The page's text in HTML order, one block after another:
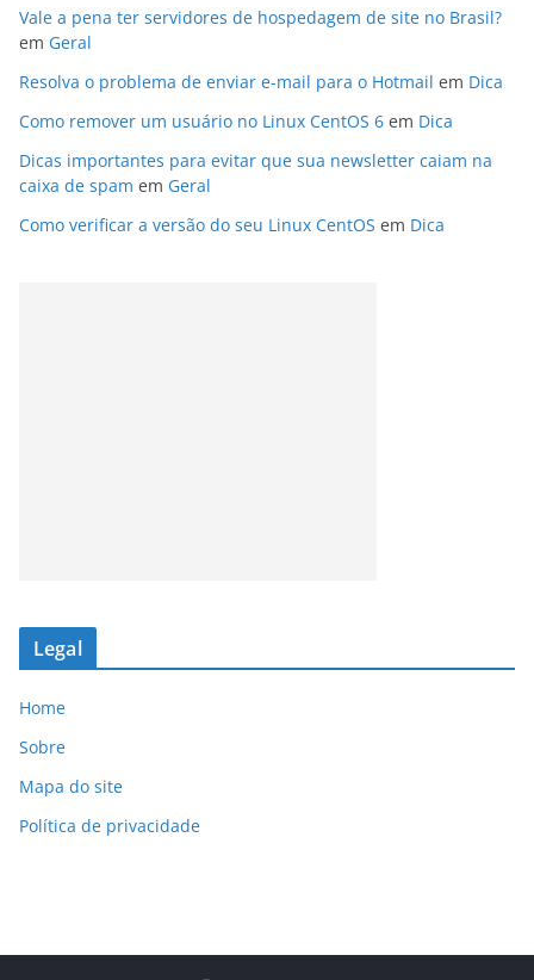
Vale a pena ter servidores de hospedagem de site no Brasil?
em Geral
Resolva o problema de enviar e-mail para o Hotmail em Dica
Como remover um usuário no Linux CentOS 6 em Dica
Dicas importantes para evitar que sua newsletter caiam na
caixa de spam em Geral
Como verificar a versão do seu Linux CentOS em Dica
Legal
Home
Sobre
Mapa do site
Política de privacidade